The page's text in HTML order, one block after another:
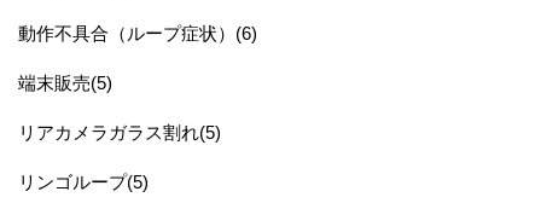
動作不具合（ループ症状）(6)
端末販売(5)
リアカメラガラス割れ(5)
リンゴループ(5)